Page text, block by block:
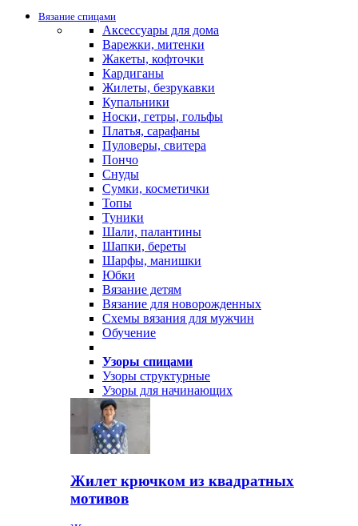
Вязание спицами
Аксессуары для дома
Варежки, митенки
Жакеты, кофточки
Кардиганы
Жилеты, безрукавки
Купальники
Носки, гетры, гольфы
Платья, сарафаны
Пуловеры, свитера
Пончо
Снуды
Сумки, косметички
Топы
Туники
Шали, палантины
Шапки, береты
Шарфы, манишки
Юбки
Вязание детям
Вязание для новорожденных
Схемы вязания для мужчин
Обучение
Узоры спицами
Узоры структурные
Узоры для начинающих
Жилет крючком из квадратных
мотивов